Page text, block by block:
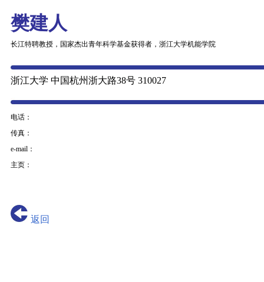
樊建人
长江特聘教授，国家杰出青年科学基金获得者，浙江大学机能学院
浙江大学 中国杭州浙大路38号 310027
电话：
传真：
e-mail：
主页：
返回